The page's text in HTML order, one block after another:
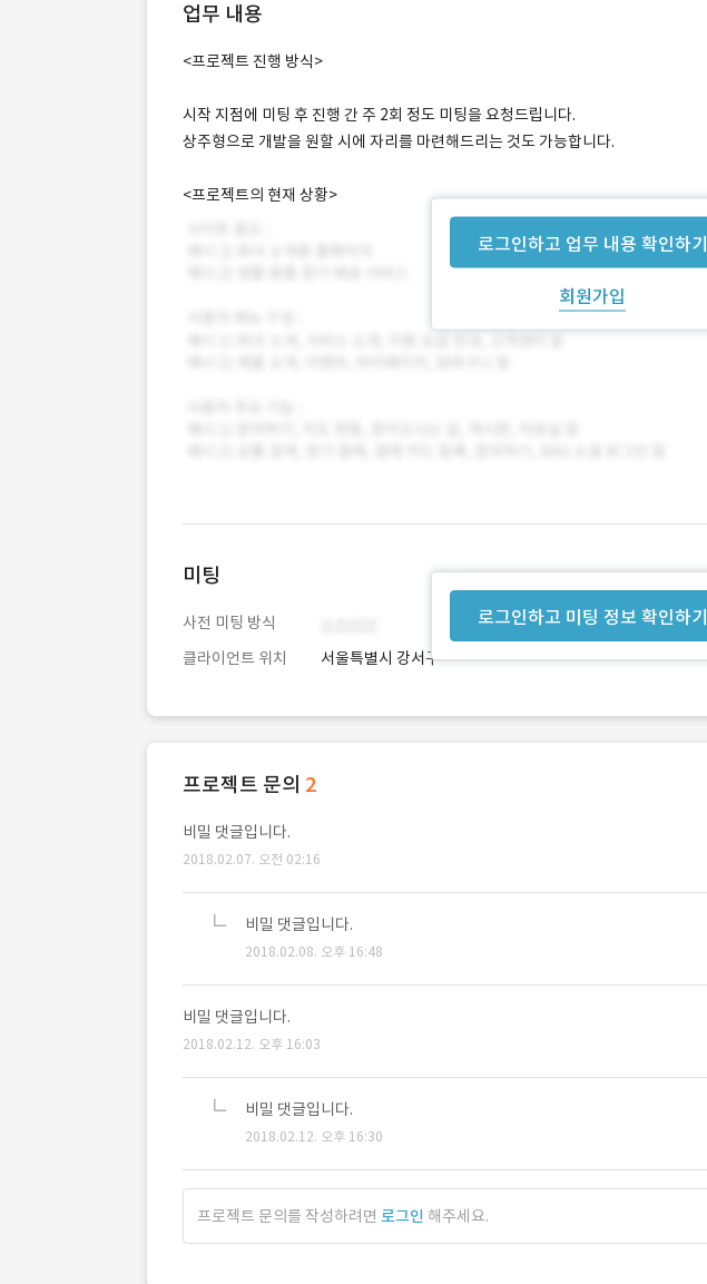
업무 내용
로그인하고 업무 내용 확인하기
회원가입
<프로젝트 진행 방식>
시작 지점에 미팅 후 진행 간 주 2회 정도 미팅을 요청드립니다.
상주형으로 개발을 원할 시에 자리를 마련해드리는 것도 가능합니다.
<프로젝트의 현재 상황>
로그인하고 미팅 정보 확인하기
미팅
사전 미팅 방식
클라이언트 위치
서울특별시 강서구
프로젝트 문의 2
비밀 댓글입니다.
2018.02.07. 오전 02:16
비밀 댓글입니다.
2018.02.08. 오후 16:48
비밀 댓글입니다.
2018.02.12. 오후 16:03
비밀 댓글입니다.
2018.02.12. 오후 16:30
프로젝트 문의를 작성하려면 로그인 해주세요.